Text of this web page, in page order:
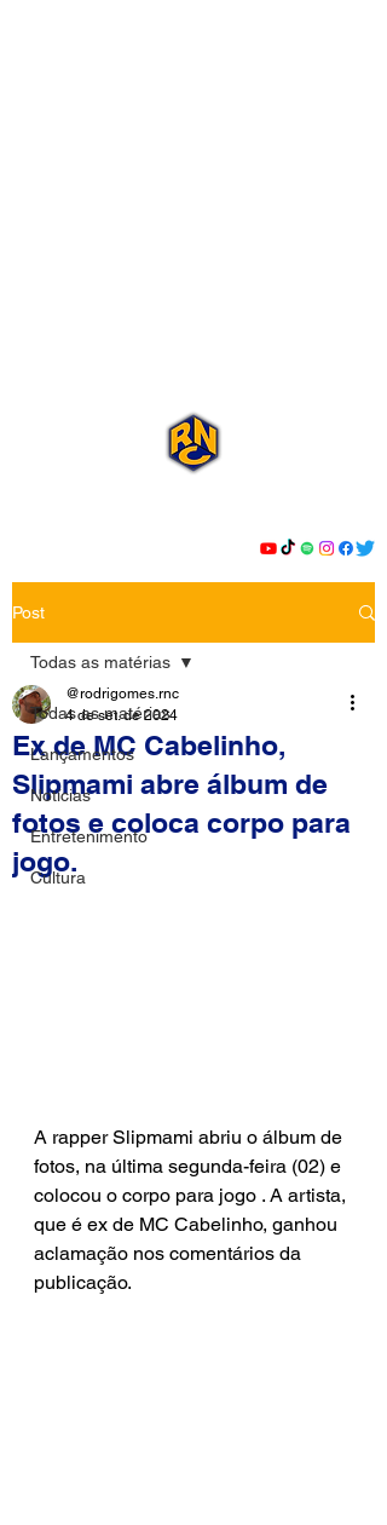
Post
Todas as matérias
Lançamentos
Notícias
Entretenimento
Cultura
Todas as matérias
Ex de MC Cabelinho,
Slipmami abre álbum de
fotos e coloca corpo para
jogo.
@rodrigomes.rnc
4 de set. de 2024
A rapper Slipmami abriu o álbum de
fotos, na última segunda-feira (02) e
colocou o corpo para jogo . A artista,
que é ex de MC Cabelinho, ganhou
aclamação nos comentários da
publicação.